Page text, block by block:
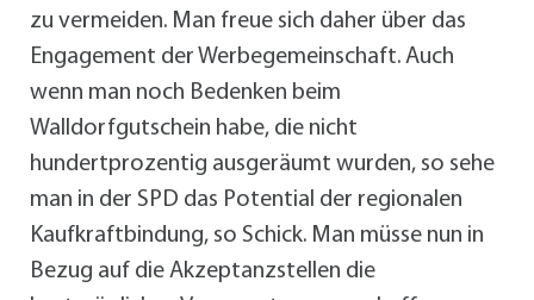
zu vermeiden. Man freue sich daher über das
Engagement der Werbegemeinschaft. Auch
wenn man noch Bedenken beim
Walldorfgutschein habe, die nicht
hundertprozentig ausgeräumt wurden, so sehe
man in der SPD das Potential der regionalen
Kaufkraftbindung, so Schick. Man müsse nun in
Bezug auf die Akzeptanzstellen die